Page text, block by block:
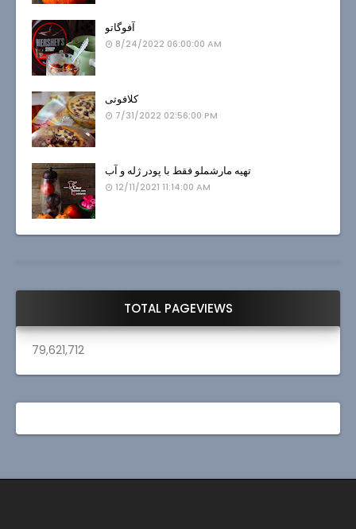
آفوگاتو
8/24/2022 06:00:00 AM
کلافوتی
7/31/2022 02:56:00 PM
تهیه مارشملو فقط با پودر ژله و آب
12/11/2021 11:14:00 AM
TOTAL PAGEVIEWS
79,621,712